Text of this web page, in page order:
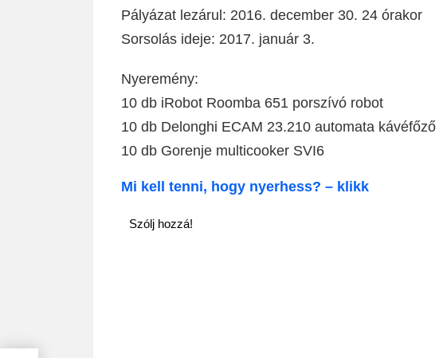
Pályázat lezárul: 2016. december 30. 24 órakor
Sorsolás ideje: 2017. január 3.
Nyeremény:
10 db iRobot Roomba 651 porszívó robot
10 db Delonghi ECAM 23.210 automata kávéfőző
10 db Gorenje multicooker SVI6
Mi kell tenni, hogy nyerhess? – klikk
Szólj hozzá!